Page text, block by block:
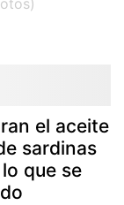
el aceite
sardinas
que se